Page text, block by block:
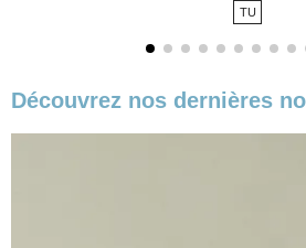
TU
Découvrez nos dernières